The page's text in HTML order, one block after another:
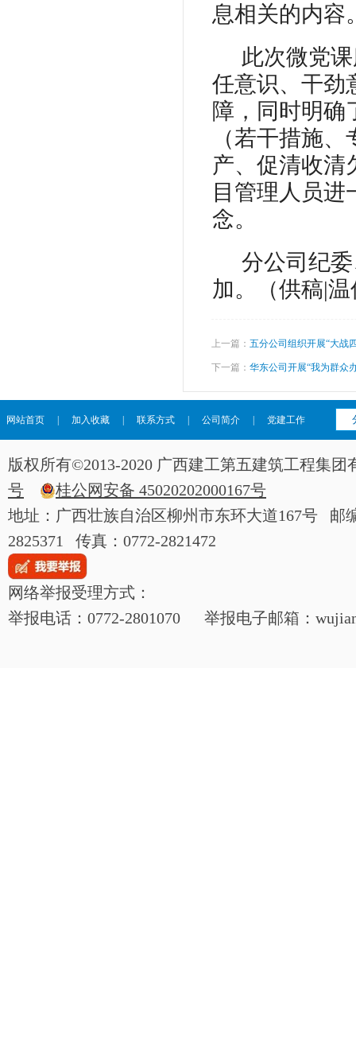
息相关的内容
此次微党
任意识、干劲
障 ，同时明
（若干措施
产、促清收清
目管理人员进
念。
分公司纪
加。（供稿|
上一篇： 五分公司组织开展“大战
下一篇： 华东公司开展“我为群众
网站首页 加入收藏 联系方式 公司简介 党建工作
版权所有©2013-2020 广西建工第五建筑工程集
号
桂公网安备 45020202000167号
地址：广西壮族自治区柳州市东环大道167号 邮
2825371 传真：0772-2821472
网络举报受理方式：
举报电话：0772-2801070 举报电子邮箱：